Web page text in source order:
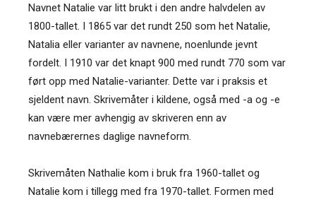
Navnet Natalie var litt brukt i den andre halvdelen av
1800-tallet. I 1865 var det rundt 250 som het Natalie,
Natalia eller varianter av navnene, noenlunde jevnt
fordelt. I 1910 var det knapt 900 med rundt 770 som var
ført opp med Natalie-varianter. Dette var i praksis et
sjeldent navn. Skrivemåter i kildene, også med -a og -e
kan være mer avhengig av skriveren enn av
navnebærernes daglige navneform.
Skrivemåten Nathalie kom i bruk fra 1960-tallet og
Natalie kom i tillegg med fra 1970-tallet. Formen med